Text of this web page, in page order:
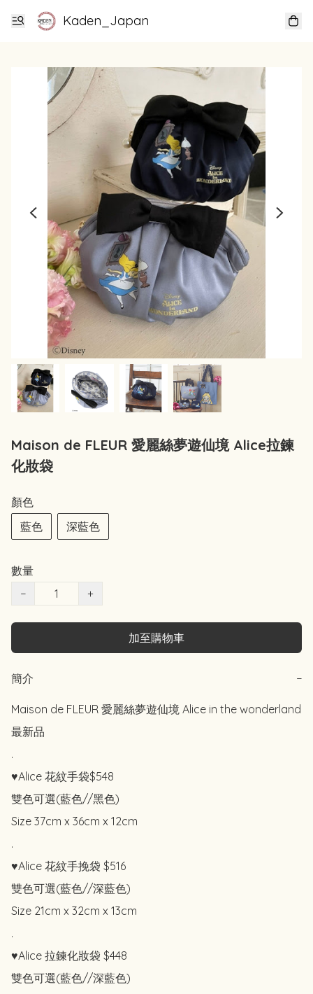
Kaden_Japan
Maison de FLEUR 愛麗絲夢遊仙境 Alice拉鍊
化妝袋
顏色
藍色
深藍色
數量
−
+
加至購物車
簡介 −
Maison de FLEUR 愛麗絲夢遊仙境 Alice in the wonderland
最新品
.
♥️Alice 花紋手袋$548
雙色可選(藍色//黑色)
Size 37cm x 36cm x 12cm
.
♥️Alice 花紋手挽袋 $516
雙色可選(藍色//深藍色)
Size 21cm x 32cm x 13cm
.
♥️Alice 拉鍊化妝袋 $448
雙色可選(藍色//深藍色)